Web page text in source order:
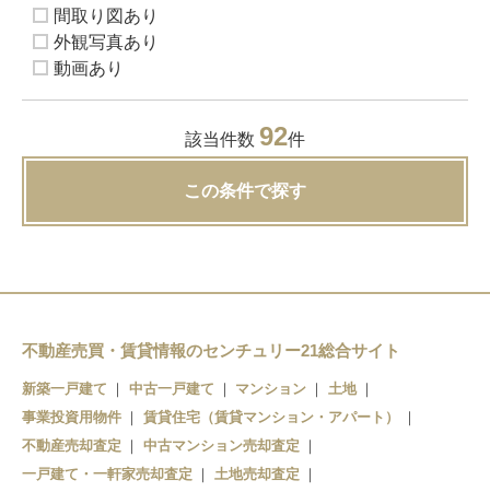
間取り図あり
外観写真あり
動画あり
該当件数 92件
この条件で探す
不動産売買・賃貸情報のセンチュリー21総合サイト
新築一戸建て 中古一戸建て マンション
土地
事業投資用物件
賃貸住宅（賃貸マンション・アパート）
不動産売却査定
中古マンション売却査定
一戸建て・一軒家売却査定
土地売却査定